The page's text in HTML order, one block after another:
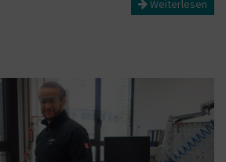
Weiterlesen